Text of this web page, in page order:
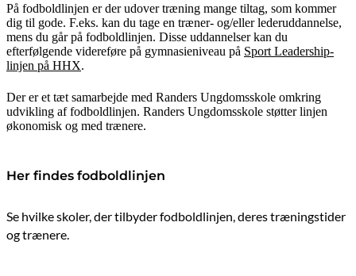
På fodboldlinjen er der udover træning mange tiltag, som kommer
dig til gode. F.eks. kan du tage en træner- og/eller lederuddannelse,
mens du går på fodboldlinjen. Disse uddannelser kan du
efterfølgende videreføre på gymnasieniveau på Sport Leadership-
linjen på HHX.
Der er et tæt samarbejde med Randers Ungdomsskole omkring
udvikling af fodboldlinjen. Randers Ungdomsskole støtter linjen
økonomisk og med trænere.
Her findes fodboldlinjen
Se hvilke skoler, der tilbyder fodboldlinjen, deres træningstider
og trænere.